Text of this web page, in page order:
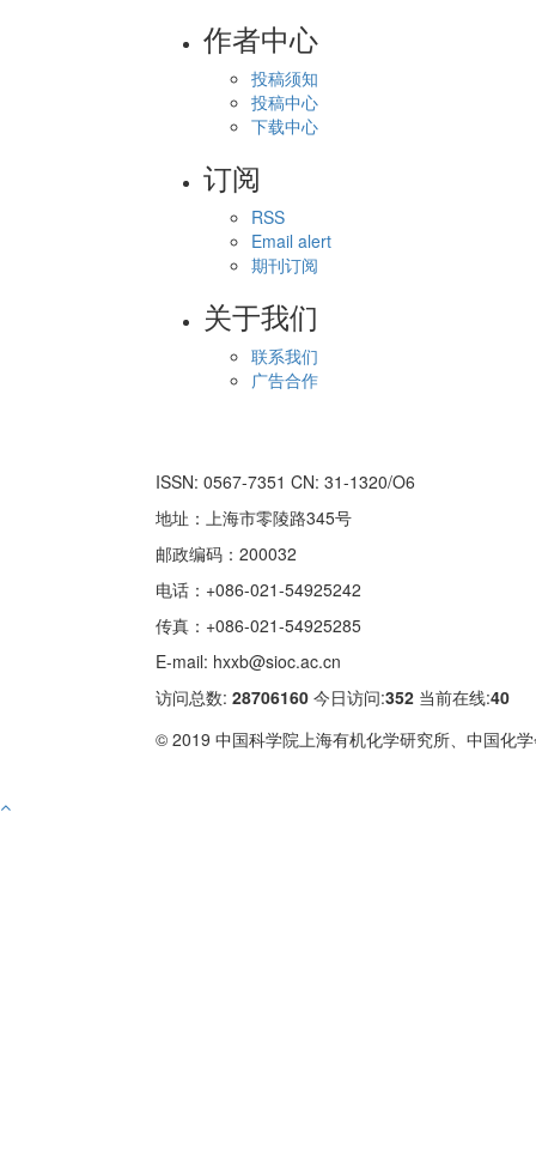
作者中心
投稿须知
投稿中心
下载中心
订阅
RSS
Email alert
期刊订阅
关于我们
联系我们
广告合作
ISSN: 0567-7351 CN: 31-1320/O6
地址：上海市零陵路345号
邮政编码：200032
电话：+086-021-54925242
传真：+086-021-54925285
E-mail: hxxb@sioc.ac.cn
访问总数: 28706160 今日访问:352 当前在线:40
© 2019 中国科学院上海有机化学研究所、中国化